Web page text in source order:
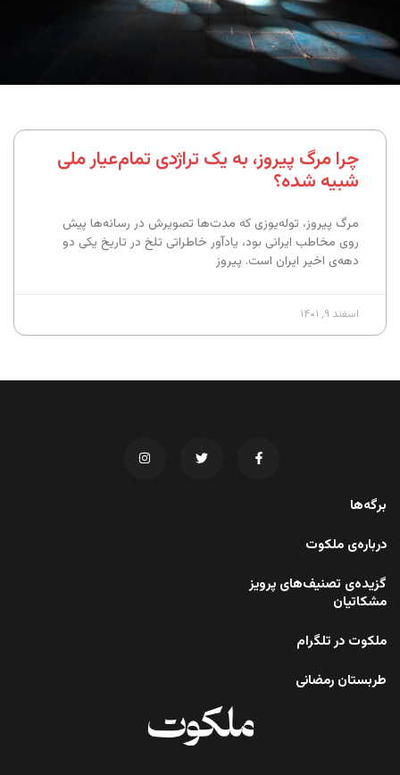
چرا مرگ پیروز، به یک تراژدی تمام‌عیار ملی
شبیه شده؟
مرگ پیروز، توله‌یوزی که مدت‌ها تصویرش در رسانه‌ها پیش
روی مخاطب ایرانی بود، یادآور خاطراتی تلخ در تاریخ یکی دو
دهه‌ی اخیر ایران است. پیروز
اسفند ۹, ۱۴۰۱
برگه‌ها
درباره‌ی ملکوت
گزیده‌ی تصنیف‌های پرویز
مشکاتیان
ملکوت در تلگرام
طربستان رمضانی